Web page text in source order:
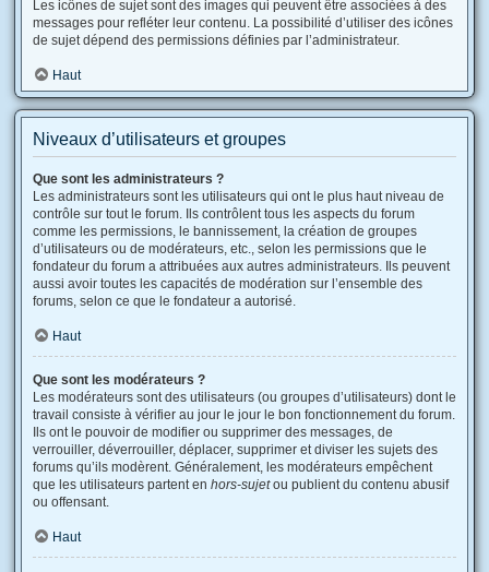
Les icônes de sujet sont des images qui peuvent être associées à des
messages pour refléter leur contenu. La possibilité d’utiliser des icônes
de sujet dépend des permissions définies par l’administrateur.
Haut
Niveaux d’utilisateurs et groupes
Que sont les administrateurs ?
Les administrateurs sont les utilisateurs qui ont le plus haut niveau de
contrôle sur tout le forum. Ils contrôlent tous les aspects du forum
comme les permissions, le bannissement, la création de groupes
d’utilisateurs ou de modérateurs, etc., selon les permissions que le
fondateur du forum a attribuées aux autres administrateurs. Ils peuvent
aussi avoir toutes les capacités de modération sur l’ensemble des
forums, selon ce que le fondateur a autorisé.
Haut
Que sont les modérateurs ?
Les modérateurs sont des utilisateurs (ou groupes d’utilisateurs) dont le
travail consiste à vérifier au jour le jour le bon fonctionnement du forum.
Ils ont le pouvoir de modifier ou supprimer des messages, de
verrouiller, déverrouiller, déplacer, supprimer et diviser les sujets des
forums qu’ils modèrent. Généralement, les modérateurs empêchent
que les utilisateurs partent en hors-sujetou publient du contenu abusif
ou offensant.
Haut